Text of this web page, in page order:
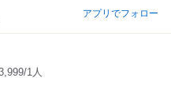
アプリでフォロー
1人